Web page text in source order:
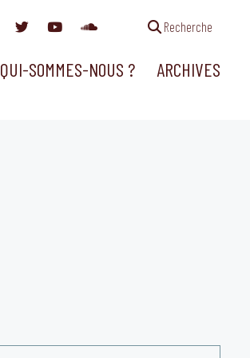
Recherche
QUI-SOMMES-NOUS ? ARCHIVES